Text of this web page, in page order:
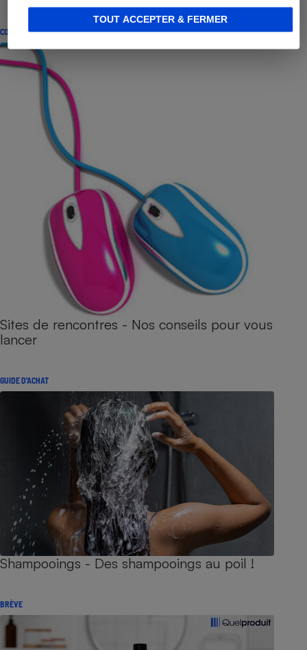
TOUT ACCEPTER & FERMER
CONSEILS
Sites de rencontres - Nos conseils pour vous
lancer
GUIDE D'ACHAT
Shampooings - Des shampooings au poil !
BRÈVE